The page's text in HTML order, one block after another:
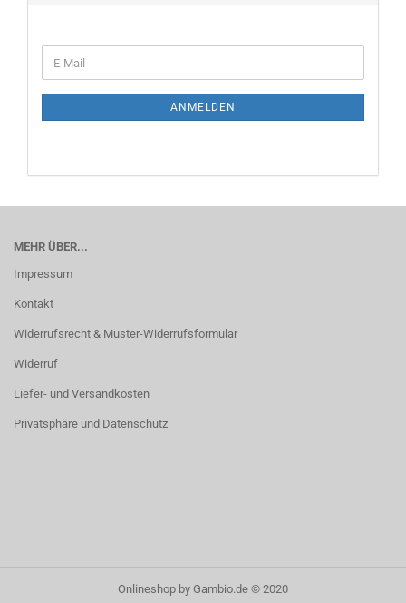
ANMELDEN
MEHR ÜBER...
Impressum
Kontakt
Widerrufsrecht & Muster-Widerrufsformular
Widerruf
Liefer- und Versandkosten
Privatsphäre und Datenschutz
Onlineshop by Gambio.de © 2020